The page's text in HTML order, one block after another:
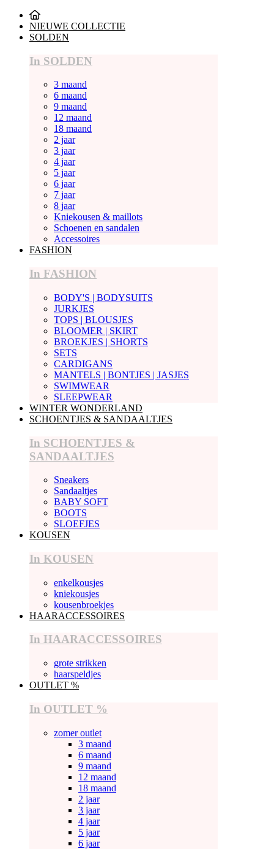
NIEUWE COLLECTIE
SOLDEN
In SOLDEN
3 maand
6 maand
9 maand
12 maand
18 maand
2 jaar
3 jaar
4 jaar
5 jaar
6 jaar
7 jaar
8 jaar
Kniekousen & maillots
Schoenen en sandalen
Accessoires
FASHION
In FASHION
BODY'S | BODYSUITS
JURKJES
TOPS | BLOUSJES
BLOOMER | SKIRT
BROEKJES | SHORTS
SETS
CARDIGANS
MANTELS | BONTJES | JASJES
SWIMWEAR
SLEEPWEAR
WINTER WONDERLAND
SCHOENTJES & SANDAALTJES
In SCHOENTJES &
SANDAALTJES
Sneakers
Sandaaltjes
BABY SOFT
BOOTS
SLOEFJES
KOUSEN
In KOUSEN
enkelkousjes
kniekousjes
kousenbroekjes
HAARACCESSOIRES
In HAARACCESSOIRES
grote strikken
haarspeldjes
OUTLET %
In OUTLET %
zomer outlet
3 maand
6 maand
9 maand
12 maand
18 maand
2 jaar
3 jaar
4 jaar
5 jaar
6 jaar